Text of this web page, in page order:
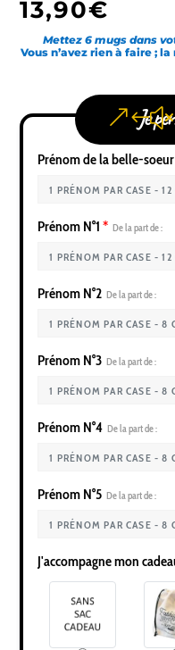
13,90€
Mettez 6 mugs dans
Vous n’avez rien à faire ;
Je
Prénom de la belle-
Prénom N°1 * De la part de :
Prénom N°2 De la part de :
Prénom N°3 De la part de :
Prénom N°4 De la part de :
Prénom N°5 De la part de :
J'accompagne mon